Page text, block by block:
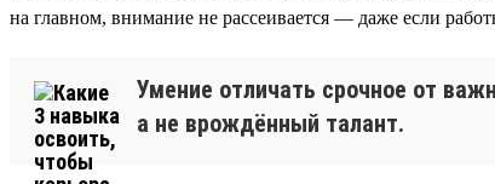
на главном, внимание не рассеивается — даже если
Умение отличать срочное от
а не врождённый талант.